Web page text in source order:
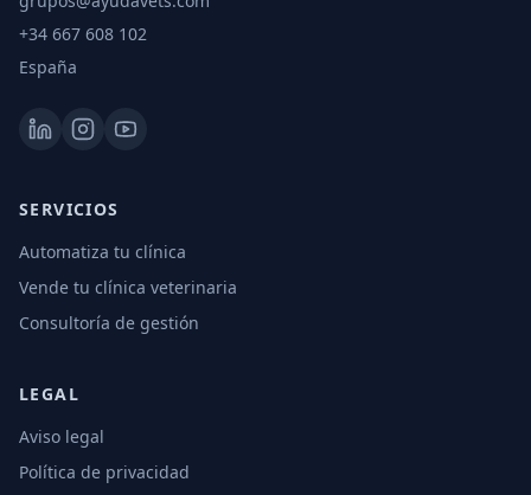
+34 667 608 102
España
SERVICIOS
Automatiza tu clínica
Vende tu clínica veterinaria
Consultoría de gestión
LEGAL
Aviso legal
Política de privacidad